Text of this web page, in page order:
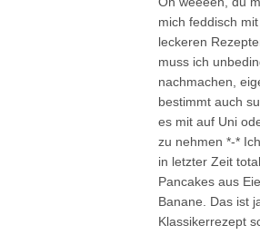
mich feddisch
leckeren
muss ich
nachmachen,
bestimmt auch
es mit auf Uni
zu nehmen *-*
in letzter Zeit
Pancakes aus
Banane. Das ist
Klassikerrezept